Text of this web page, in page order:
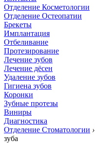
Отделение Косметологии
Отделение Остеопатии
Брекеты
Имплантация
Отбеливание
Протезирование
Лечение зубов
Лечение дёсен
Удаление зубов
Гигиена зубов
Коронки
Зубные протезы
Виниры
Диагностика
Отделение Стоматологии ›
зуба